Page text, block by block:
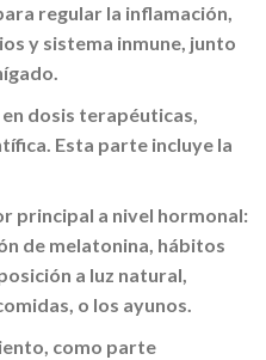
regular la inflamación,
y sistema inmune, junto
dosis terapéuticas,
Esta parte incluye la
principal a nivel hormonal:
de melatonina, hábitos
a luz natural,
o los ayunos.
, como parte